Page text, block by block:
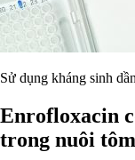
Sử dụng kháng sinh
Enrofloxacin
trong nuôi tôm